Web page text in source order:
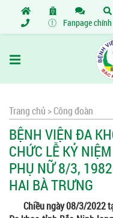
Fanpage
Trang chủ >Công đoàn
BỆNH VIỆN ĐA
CHỨC LỄ KỶ
PHỤ NỮ 8/3,
HAI BÀ TRƯNG
Chiều ngày 08/3/2022